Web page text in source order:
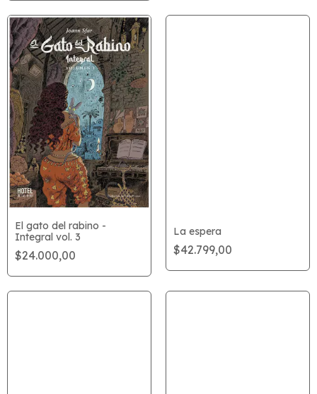
El gato del rabino -
Integral vol. 3
$24.000,00
La espera
$42.799,00